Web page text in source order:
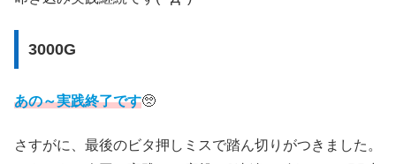
3000G
あの～実践終了です🥺
さすがに、最後のビタ押しミスで踏ん切りがつきました。